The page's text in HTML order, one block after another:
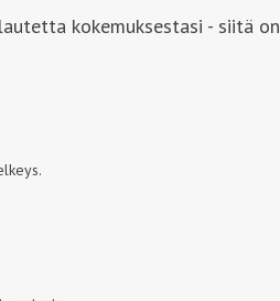
kokemuksestasi - siitä on